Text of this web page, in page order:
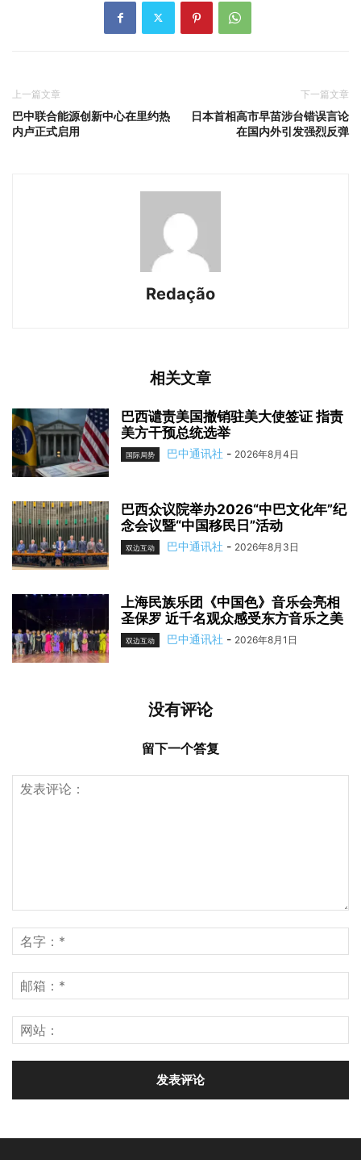
上一篇文章
巴中联合能源创新中心在里约热
内卢正式启用
下一篇文章
日本首相高市早苗涉台错误言论
在国内外引发强烈反弹
Redação
相关文章
巴西谴责美国撤销驻美大使签证 指责
美方干预总统选举
国际局势 巴中通讯社 - 2026年8月4日
巴西众议院举办2026“中巴文化年”纪
念会议暨“中国移民日”活动
双边互动 巴中通讯社 - 2026年8月3日
上海民族乐团《中国色》音乐会亮相
圣保罗 近千名观众感受东方音乐之美
双边互动 巴中通讯社 - 2026年8月1日
没有评论
留下一个答复